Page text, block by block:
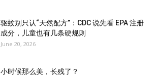
驱蚊别只认“天然配方”：CDC 说先看 EPA 注册
成分，儿童也有几条硬规则
June 20, 2026
小时候那么美，长残了？